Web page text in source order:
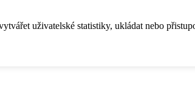
uživatelské statistiky, ukládat nebo